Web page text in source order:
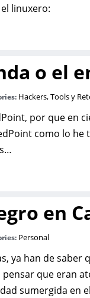
linuxero:
o el
Hackers, Tools y
por que en
como lo
en
Personal
ya han de
pensar que eran
sumergida en